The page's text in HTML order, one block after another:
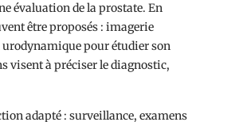
évaluation de la prostate. En
être proposés : imagerie
urodynamique pour étudier son
visent à préciser le diagnostic,
adapté : surveillance, examens